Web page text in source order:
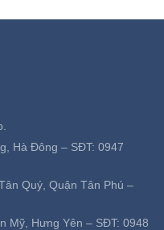
Hà Đông – SĐT: 0947
Quý, Quận Tân Phú –
Mỹ, Hưng Yên – SĐT: 0948